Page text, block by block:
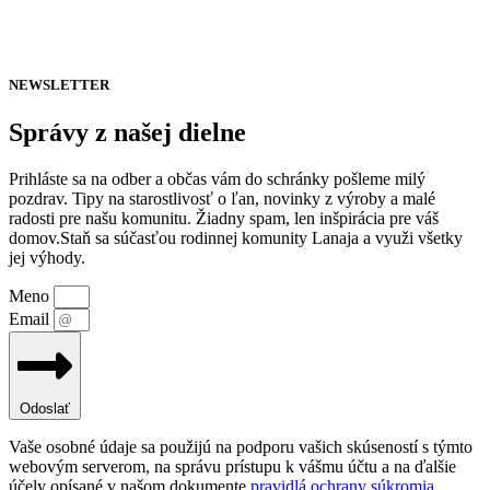
NEWSLETTER
Správy z našej dielne
Prihláste sa na odber a občas vám do schránky pošleme milý
pozdrav. Tipy na starostlivosť o ľan, novinky z výroby a malé
radosti pre našu komunitu. Žiadny spam, len inšpirácia pre váš
domov.Staň sa súčasťou rodinnej komunity Lanaja a využi všetky
jej výhody.
Meno
Email
Odoslať
Vaše osobné údaje sa použijú na podporu vašich skúseností s týmto
webovým serverom, na správu prístupu k vášmu účtu a na ďalšie
účely opísané v našom dokumente pravidlá ochrany súkromia